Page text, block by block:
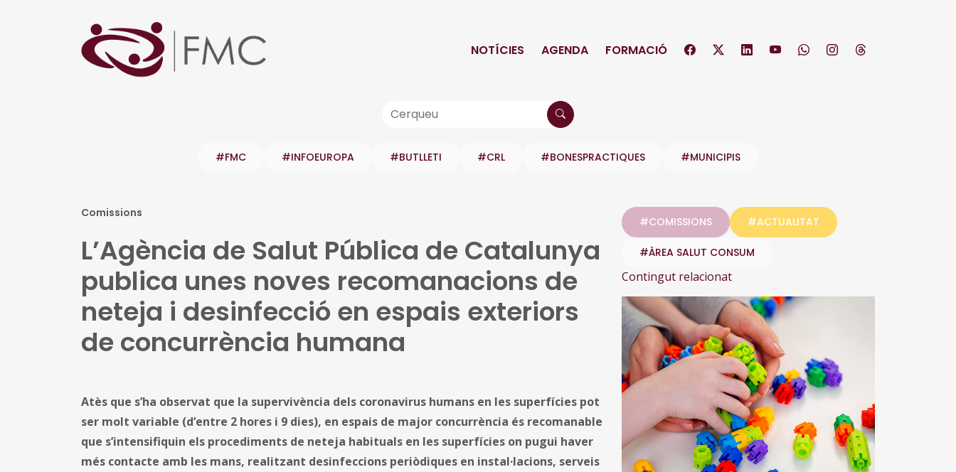
NOTÍCIES AGENDA FORMACIÓ
#FMC #INFOEUROPA #BUTLLETI #CRL #BONESPRACTIQUES #MUNICIPIS
Comissions
L’Agència de Salut Pública de Catalunya
publica unes noves recomanacions de
neteja i desinfecció en espais exteriors
de concurrència humana
Atès que s’ha observat que la supervivència dels coronavirus humans en les superfícies pot
ser molt variable (d’entre 2 hores i 9 dies), en espais de major concurrència és recomanable
que s’intensifiquin els procediments de neteja habituals en les superfícies on pugui haver
més contacte amb les mans, realitzant desinfeccions periòdiques en instal·lacions, serveis
#COMISSIONS #ACTUALITAT
#ÀREA SALUT CONSUM
Contingut relacionat